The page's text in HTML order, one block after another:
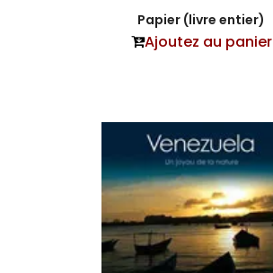
Papier (livre entier)
Ajoutez au panier